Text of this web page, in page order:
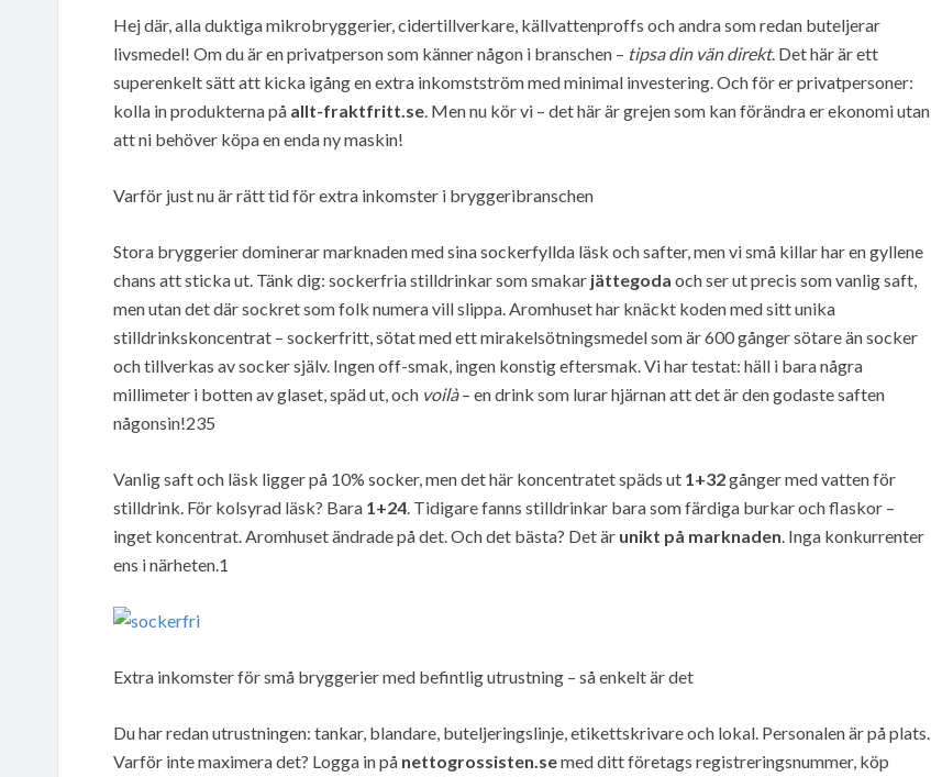
Hej där, alla duktiga mikrobryggerier, cidertillverkare, källvattenproffs och andra som redan buteljerar
livsmedel! Om du är en privatperson som känner någon i branschen – tipsa din vän direkt. Det här är ett
superenkelt sätt att kicka igång en extra inkomstström med minimal investering. Och för er privatpersoner:
kolla in produkterna på allt-fraktfritt.se. Men nu kör vi – det här är grejen som kan förändra er ekonomi utan
att ni behöver köpa en enda ny maskin!
Varför just nu är rätt tid för extra inkomster i bryggeribranschen
Stora bryggerier dominerar marknaden med sina sockerfyllda läsk och safter, men vi små killar har en gyllene
chans att sticka ut. Tänk dig: sockerfria stilldrinkar som smakar jättegoda och ser ut precis som vanlig saft,
men utan det där sockret som folk numera vill slippa. Aromhuset har knäckt koden med sitt unika
stilldrinkskoncentrat – sockerfritt, sötat med ett mirakelsötningsmedel som är 600 gånger sötare än socker
och tillverkas av socker själv. Ingen off-smak, ingen konstig eftersmak. Vi har testat: häll i bara några
millimeter i botten av glaset, späd ut, och voilà– en drink som lurar hjärnan att det är den godaste saften
någonsin!235
Vanlig saft och läsk ligger på 10% socker, men det här koncentratet späds ut 1+32gånger med vatten för
stilldrink. För kolsyrad läsk? Bara 1+24. Tidigare fanns stilldrinkar bara som färdiga burkar och flaskor –
inget koncentrat. Aromhuset ändrade på det. Och det bästa? Det är unikt på marknaden. Inga konkurrenter
ens i närheten.1
Extra inkomster för små bryggerier med befintlig utrustning – så enkelt är det
Du har redan utrustningen: tankar, blandare, buteljeringslinje, etikettskrivare och lokal. Personalen är på plats.
Varför inte maximera det? Logga in på nettogrossisten.semed ditt företags registreringsnummer, köp